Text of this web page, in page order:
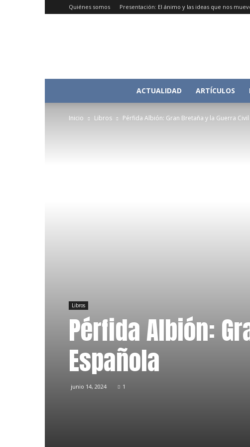
Quiénes somos Presentación: El ánimo y las ideas que nos
ACTUALIDAD ARTÍCULOS
Inicio Libros Pérfida Albión: Gran Bretaña y la Guerra
Libros
Pérfida Albión:
Española
junio 14, 2024 1